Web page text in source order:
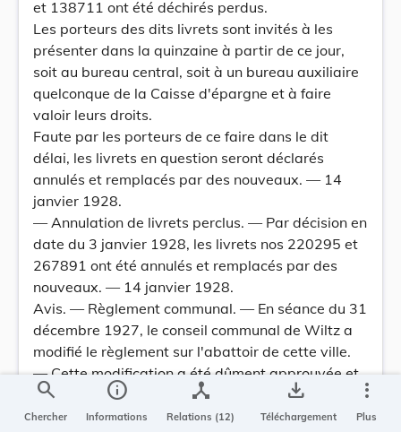
et 138711 ont été déchirés perdus.
Les porteurs des dits livrets sont invités à les
présenter dans la quinzaine à partir de ce jour,
soit au bureau central, soit à un bureau auxiliaire
quelconque de la Caisse d'épargne et à faire
valoir leurs droits.
Faute par les porteurs de ce faire dans le dit
délai, les livrets en question seront déclarés
annulés et remplacés par des nouveaux. — 14
janvier 1928.
— Annulation de livrets perclus. — Par décision en
date du 3 janvier 1928, les livrets nos 220295 et
267891 ont été annulés et remplacés par des
nouveaux. — 14 janvier 1928.
Avis. — Règlement communal. — En séance du 31
décembre 1927, le conseil communal de Wiltz a
modifié le règlement sur l'abattoir de cette ville.
— Cette modification a été dûment approuvée et
publiée. — 16 janvier 1928.
Luxembourg. — Imprimerie de la Cour Victor Buck.
search
Chercher
info
Informations
device_hub
Relations (12)
save_alt
Téléchargement
more_vert
Plus